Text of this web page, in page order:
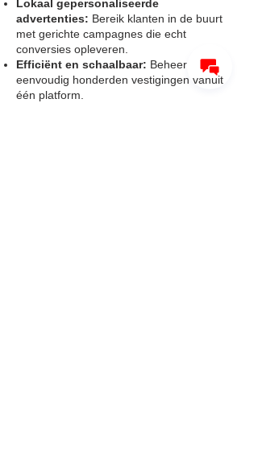
Lokaal gepersonaliseerde
advertenties: Bereik klanten in de buurt
met gerichte campagnes die echt
conversies opleveren.
Efficiënt en schaalbaar: Beheer
eenvoudig honderden vestigingen vanuit
één platform.